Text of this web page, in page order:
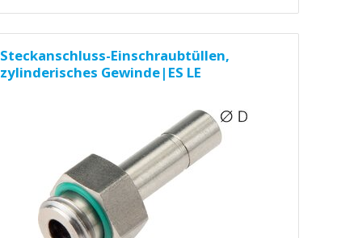
Steckanschluss-Einschraubtüllen,
zylinderisches Gewinde|ES LE